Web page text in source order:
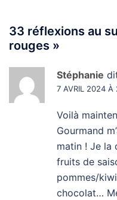
33 réflexions au
rouges »
Stéphanie
7 AVRIL 2024
Voilà
Gourmand
matin ! Je la
fruits de
pommes/
chocolat…